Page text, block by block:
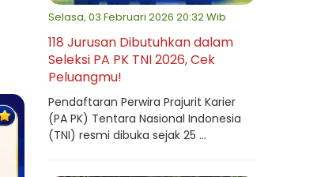
Selasa, 03 Februari 2026 20:32 Wib
118 Jurusan Dibutuhkan dalam
Seleksi PA PK TNI 2026, Cek
Peluangmu!
Pendaftaran Perwira Prajurit Karier
(PA PK) Tentara Nasional Indonesia
(TNI) resmi dibuka sejak 25 ...